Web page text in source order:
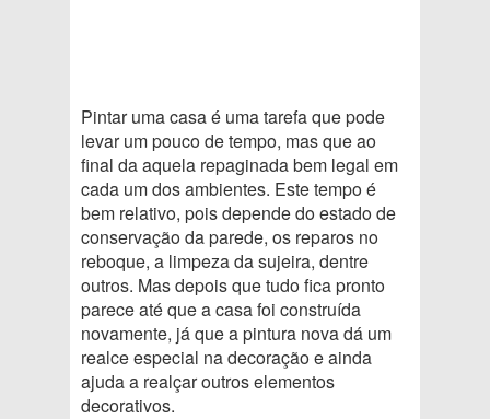
Pintar uma casa é uma tarefa que pode
levar um pouco de tempo, mas que ao
final da aquela repaginada bem legal em
cada um dos ambientes. Este tempo é
bem relativo, pois depende do estado de
conservação da parede, os reparos no
reboque, a limpeza da sujeira, dentre
outros. Mas depois que tudo fica pronto
parece até que a casa foi construída
novamente, já que a pintura nova dá um
realce especial na decoração e ainda
ajuda a realçar outros elementos
decorativos.